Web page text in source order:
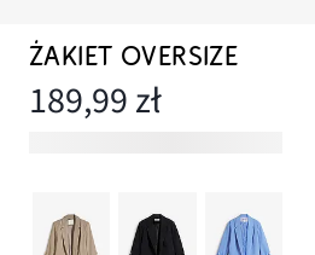
ŻAKIET OVERSIZE
189,99 zł